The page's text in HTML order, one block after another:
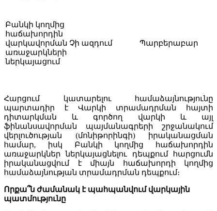
Բանկի կողմից
հաճախորդին
վարկավորման
առաջարկների
ներկայացում
Չի ազդում Պարբերաբար
Հարցում կատարելու համաձայնությունը
պարտադիր է Վարկի տրամադրման հայտի
դիտարկման և գործող վարկի և այլ
ֆինանսավորման պայմանագրերի շրջանակում
վերլուծության (մոնիթորինգի) իրականացման
համար, իսկ Բանկի կողմից հաճախորդին
առաջարկներ ներկայացնելու դեպքում հարցումն
իրականացվում է միայն հաճախորդի կողմից
համաձայնության տրամադրման դեպքում։
Որքա՞ն ժամանակ է պահպանվում վարկային
պատմությունը